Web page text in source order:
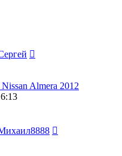
Almera 2012